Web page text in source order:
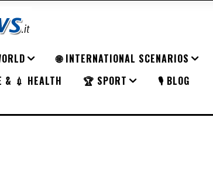
🌐 INTERNATIONAL SCENARIOS
& 💉 HEALTH 🏆 SPORT
🎙️ BLOG